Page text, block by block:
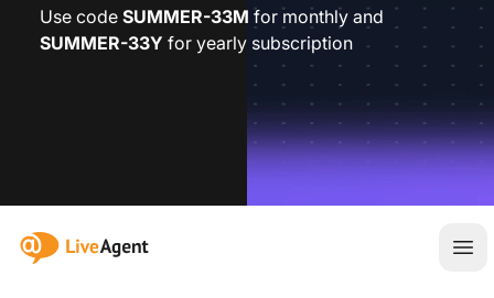
Use code SUMMER-33M for monthly and
SUMMER-33Y for yearly subscription
:site.title